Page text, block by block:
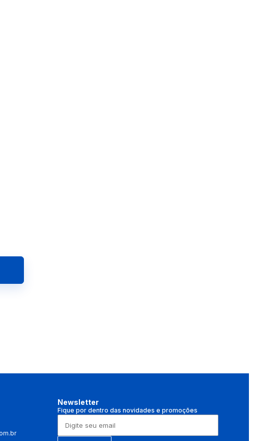
Newsletter
Fique por dentro das novidades e promoções